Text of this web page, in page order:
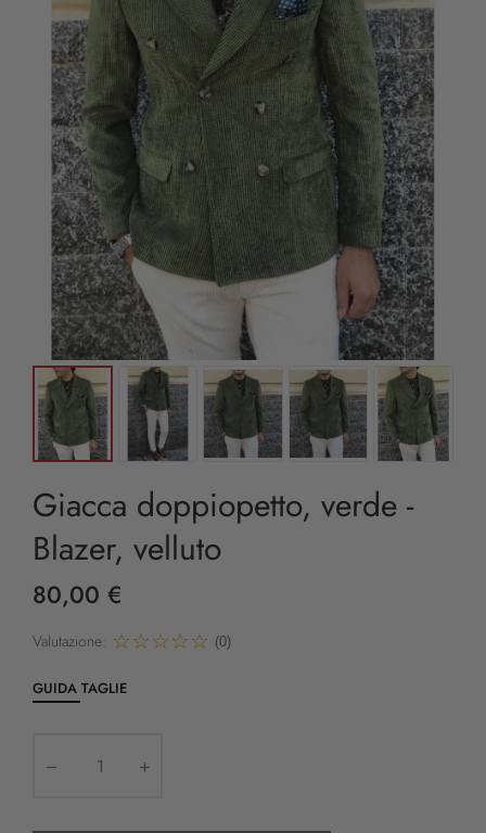
Giacca doppiopetto, verde -
Blazer, velluto
80,00 €
Valutazione: (0)
GUIDA TAGLIE